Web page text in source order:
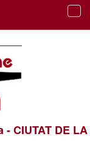
CIUTAT DE LA